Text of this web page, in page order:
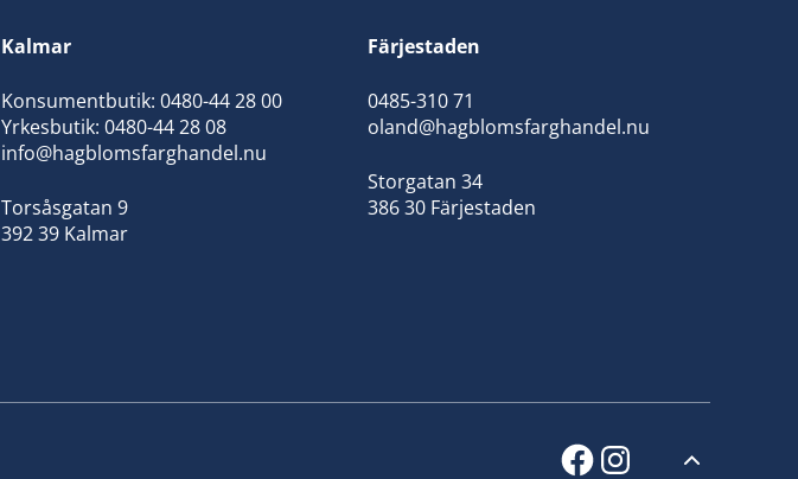
Kalmar
Konsumentbutik: 0480-44 28 00
Yrkesbutik: 0480-44 28 08
info@hagblomsfarghandel.nu
Torsåsgatan 9
392 39 Kalmar
Färjestaden
0485-310 71
oland@hagblomsfarghandel.nu
Storgatan 34
386 30 Färjestaden
facebook
instagram